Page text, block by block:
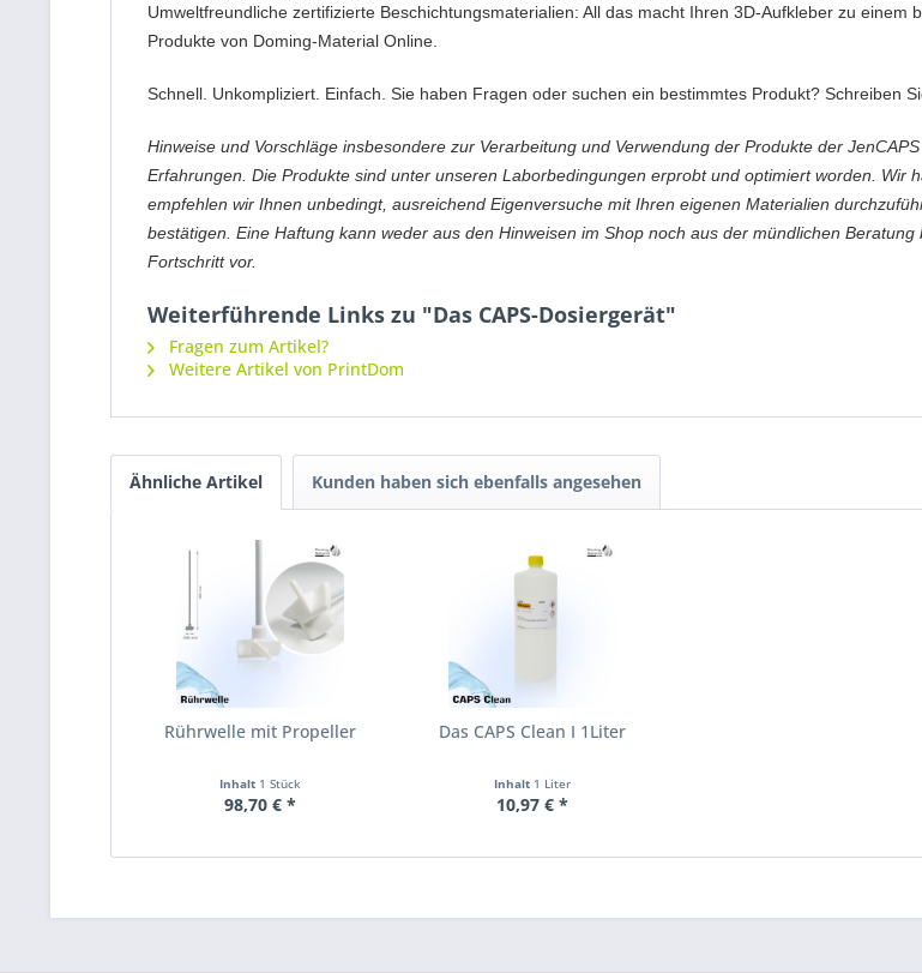
Umweltfreundliche zertifizierte Beschichtungsmaterialien: All das macht Ihren 3D-Aufkleber zu
Produkte von Doming-Material Online.
Schnell. Unkompliziert. Einfach. Sie haben Fragen oder suchen ein bestimmtes Produkt? Schreiben
Hinweise und Vorschläge insbesondere zur Verarbeitung und Verwendung der Produkte der
Erfahrungen. Die Produkte sind unter unseren Laborbedingungen erprobt und optimiert worden. Wir
empfehlen wir Ihnen unbedingt, ausreichend Eigenversuche mit Ihren eigenen Materialien
bestätigen. Eine Haftung kann weder aus den Hinweisen im Shop noch aus der mündlichen
Fortschritt vor.
Weiterführende Links zu "Das CAPS-Dosiergerät"
Fragen zum Artikel?
Weitere Artikel von PrintDom
Ähnliche Artikel Kunden haben sich ebenfalls angesehen
Rührwelle mit Propeller
Inhalt 1 Stück
98,70 € *
Das CAPS Clean I 1Liter
Inhalt 1 Liter
10,97 € *